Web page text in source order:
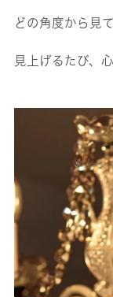
どの角度から見
見上げるたび、